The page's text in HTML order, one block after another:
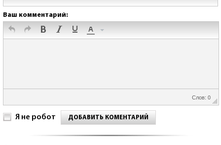
Ваш комментарий:
Слов: 0
Я не робот ДОБАВИТЬ КОМЕНТАРИЙ